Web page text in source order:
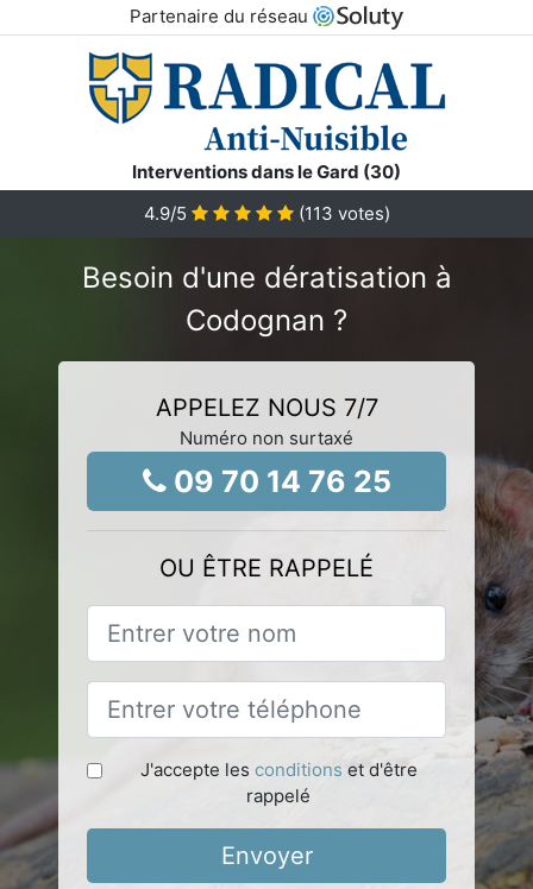
Partenaire du réseau
Interventions dans le Gard (30)
4.9/5 (113 votes)
Besoin d'une dératisation à
Codognan ?
APPELEZ NOUS 7/7
Numéro non surtaxé
09 70 14 76 25
OU ÊTRE RAPPELÉ
J'accepte les conditions et d'être
rappelé
Envoyer